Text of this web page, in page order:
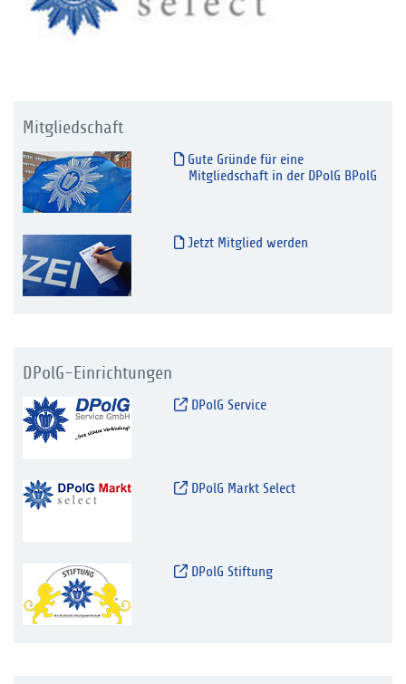
Mitgliedschaft
Gute Gründe für eine
Mitgliedschaft in der DPolG BPolG
Jetzt Mitglied werden
DPolG-Einrichtungen
DPolG Service
DPolG Markt Select
DPolG Stiftung